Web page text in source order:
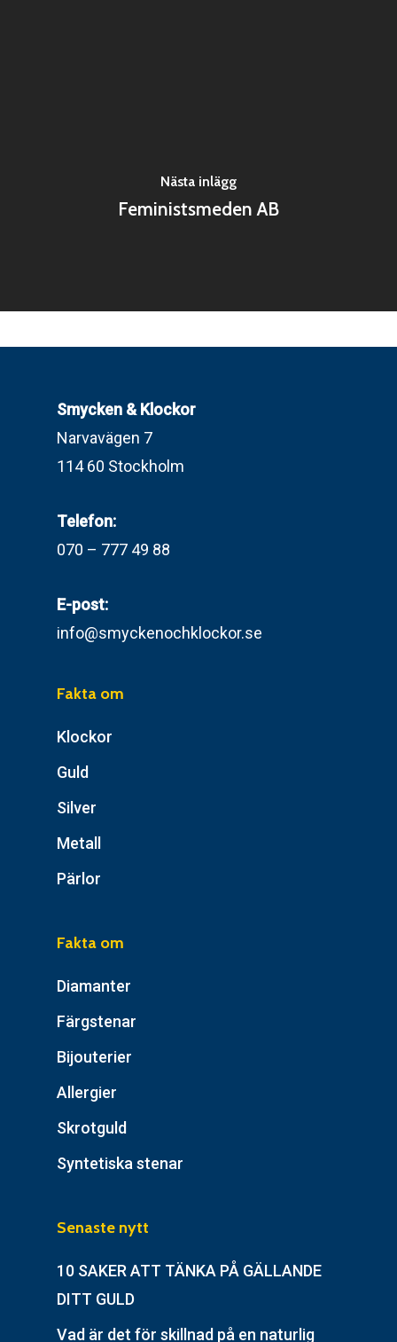
Nästa inlägg
Feministsmeden AB
Smycken & Klockor
Narvavägen 7
114 60 Stockholm
Telefon:
070 – 777 49 88
E-post:
info@smyckenochklockor.se
Fakta om
Klockor
Guld
Silver
Metall
Pärlor
Fakta om
Diamanter
Färgstenar
Bijouterier
Allergier
Skrotguld
Syntetiska stenar
Senaste nytt
10 SAKER ATT TÄNKA PÅ GÄLLANDE
DITT GULD
Vad är det för skillnad på en naturlig